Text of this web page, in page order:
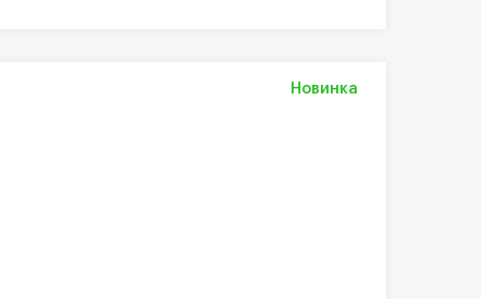
Новинка